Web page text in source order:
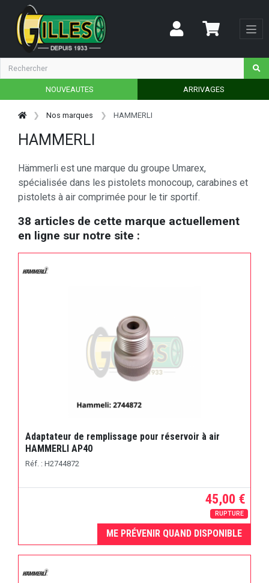
NOUVEAUTES ARRIVAGES
Nos marques HAMMERLI
HAMMERLI
Hämmerli est une marque du groupe Umarex,
spécialisée dans les pistolets monocoup, carabines et
pistolets à air comprimée pour le tir sportif.
38 articles de cette marque actuellement
en ligne sur notre site :
Adaptateur de remplissage pour réservoir à air
HAMMERLI AP40
Réf. : H2744872
45,00 €
RUPTURE
ME PRÉVENIR QUAND DISPONIBLE